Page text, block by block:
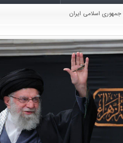
اسلامی ایران
کند خائن است
متوقّف بر وجود شخص من یا سایر مسئولان نیست
امامت و ولایت تسلیت باد